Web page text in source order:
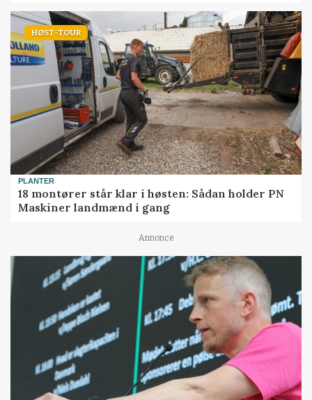
HØST-TOUR
PLANTER
18 montører står klar i høsten: Sådan holder PN
Maskiner landmænd i gang
Annonce